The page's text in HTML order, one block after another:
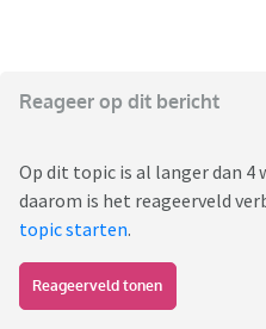
Reageer op dit bericht
Op dit topic is al langer dan 4
daarom is het reageerveld
topic starten.
Reageerveld tonen